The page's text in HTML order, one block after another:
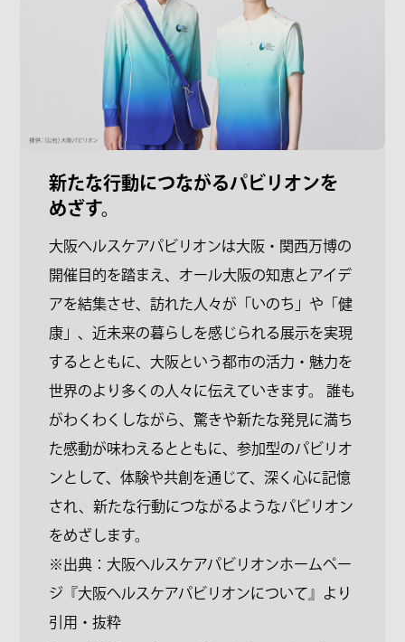
新たな行動につながるパビリオンを
めざす。
大阪ヘルスケアパビリオンは大阪・関西万博の
開催⽬的を踏まえ、オール大阪の知恵とアイデ
アを結集させ、訪れた人々が「いのち」や「健
康」、近未来の暮らしを感じられる展示を実現
するとともに、大阪という都市の活力・魅力を
世界のより多くの人々に伝えていきます。 誰も
がわくわくしながら、驚きや新たな発見に満ち
た感動が味わえるとともに、参加型のパビリオ
ンとして、体験や共創を通じて、深く心に記憶
され、新たな行動につながるようなパビリオン
をめざします。
※出典：大阪ヘルスケアパビリオンホームペー
ジ『大阪ヘルスケアパビリオンについて』より
引用・抜粋